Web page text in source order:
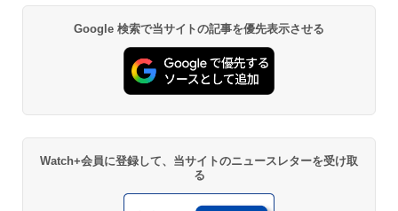
Google 検索で当サイトの記事を優先表示させる
Watch+会員に登録して、当サイトのニュースレターを受け取
る